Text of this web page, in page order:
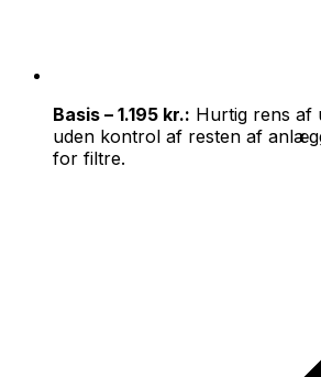
Basis – 1.195 kr.: Hurtig rens af
uden kontrol af resten af
for filtre.